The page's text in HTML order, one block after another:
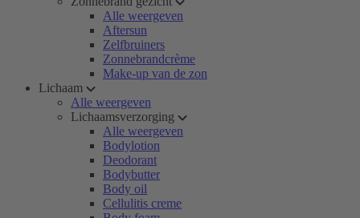
Alle weergeven
Aftersun
Zelfbruiners
Zonnebrandcrème
Make-up van de zon
Lichaam
Alle weergeven
Lichaamsverzorging
Alle weergeven
Bodylotion
Deodorant
Bodybutter
Body oil
Cellulitis creme